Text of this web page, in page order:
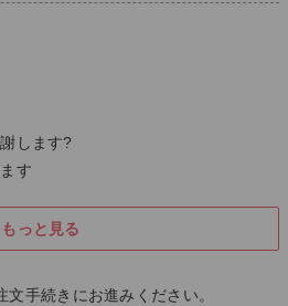
します?
す
もっと見る
手続きにお進みください。